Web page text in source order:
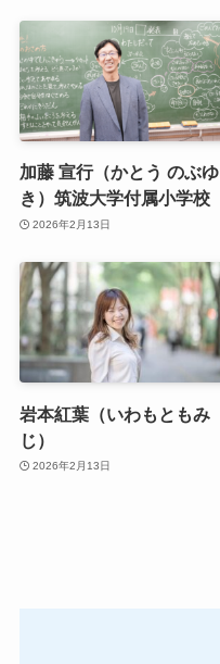
加藤 宣行（かとう のぶゆ
き）筑波大学付属小学校
2026年2月13日
岩本紅葉（いわもともみ
じ）
2026年2月13日